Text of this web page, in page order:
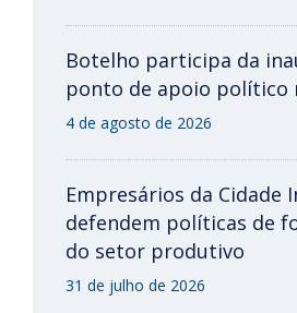
Botelho participa da
ponto de apoio político
4 de agosto de 2026
Empresários da Cidade
defendem políticas de
do setor produtivo
31 de julho de 2026